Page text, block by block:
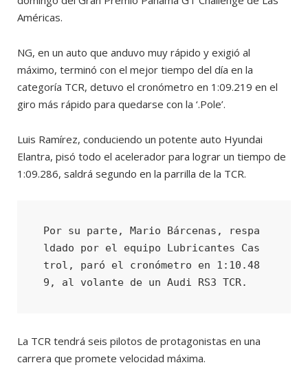
Américas.
NG, en un auto que anduvo muy rápido y exigió al
máximo, terminó con el mejor tiempo del día en la
categoría TCR, detuvo el cronómetro en 1:09.219 en el
giro más rápido para quedarse con la ‘.Pole’.
Luis Ramírez, conduciendo un potente auto Hyundai
Elantra, pisó todo el acelerador para lograr un tiempo de
1:09.286, saldrá segundo en la parrilla de la TCR.
Por su parte, Mario Bárcenas, respa
ldado por el equipo Lubricantes Cas
trol, paró el cronómetro en 1:10.48
9, al volante de un Audi RS3 TCR.
La TCR tendrá seis pilotos de protagonistas en una
carrera que promete velocidad máxima.